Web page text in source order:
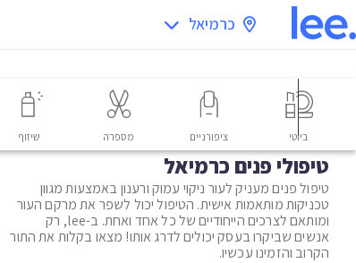
כרמיאל
ביוטי ציפורניים מספרה שיזוף
טיפולי פנים כרמיאל
טיפול פנים מעניק לעור ניקוי עמוק ורענון באמצעות מגוון
טכניקות מותאמות אישית. הטיפול יכול לשפר את מרקם העור
ומותאם לצרכים הייחודיים של כל אחד ואחת. ב-lee, רק
אנשים שביקרו בעסק יכולים לדרג אותו! מצאו בקלות את התור
הקרוב והזמינו עכשיו.